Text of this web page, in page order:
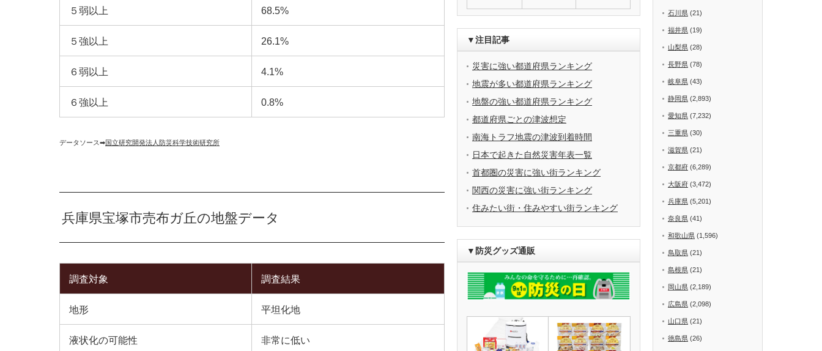
５弱以上 68.5%
５強以上 26.1%
６弱以上 4.1%
６強以上 0.8%
データソース➡︎国立研究開発法人防災科学技術研究所
兵庫県宝塚市売布ガ丘の地盤データ
調査対象 調査結果
地形 平坦化地
液状化の可能性 非常に低い
▼注目記事
災害に強い都道府県ランキング
地震が多い都道府県ランキング
地盤の強い都道府県ランキング
都道府県ごとの津波想定
南海トラフ地震の津波到着時間
日本で起きた自然災害年表一覧
首都圏の災害に強い街ランキング
関西の災害に強い街ランキング
住みたい街・住みやすい街ランキング
▼防災グッズ通販
石川県 (21)
福井県 (19)
山梨県 (28)
長野県 (78)
岐阜県 (43)
静岡県 (2,893)
愛知県 (7,232)
三重県 (30)
滋賀県 (21)
京都府 (6,289)
大阪府 (3,472)
兵庫県 (5,201)
奈良県 (41)
和歌山県 (1,596)
鳥取県 (21)
島根県 (21)
岡山県 (2,189)
広島県 (2,098)
山口県 (21)
徳島県 (26)